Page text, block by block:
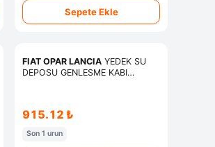
Sepete Ekle
FIAT OPAR LANCIA
DEPOSU GENLESME KABI
915.12 ₺
Son 1 urun